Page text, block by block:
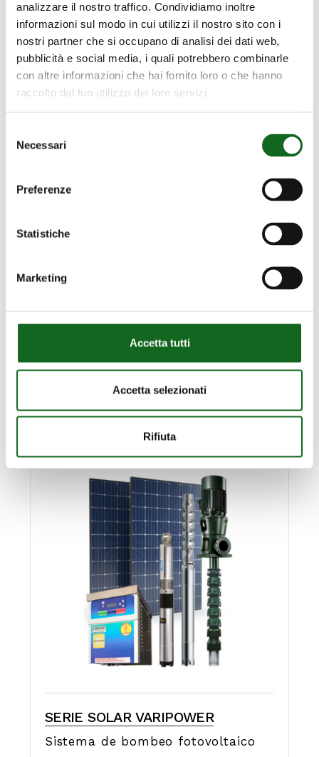
analizzare il nostro traffico. Condividiamo inoltre
informazioni sul modo in cui utilizzi il nostro sito con i
nostri partner che si occupano di analisi dei dati web,
pubblicità e social media, i quali potrebbero combinarle
con altre informazioni che hai fornito loro o che hanno
raccolto dal tuo utilizzo dei loro servizi.
delNecessari
Preferenze
Statistiche
Marketing
Accetta tutti
Accetta selezionati
Rifiuta
SERIE SUB-FLEX
Tubería flexible para
electrobombas sumergidas
Electrobomba Horizontal de Doble
Rodete Contrapuesto
SERIE SOLAR VARIPOWER
Sistema de bombeo fotovoltaico